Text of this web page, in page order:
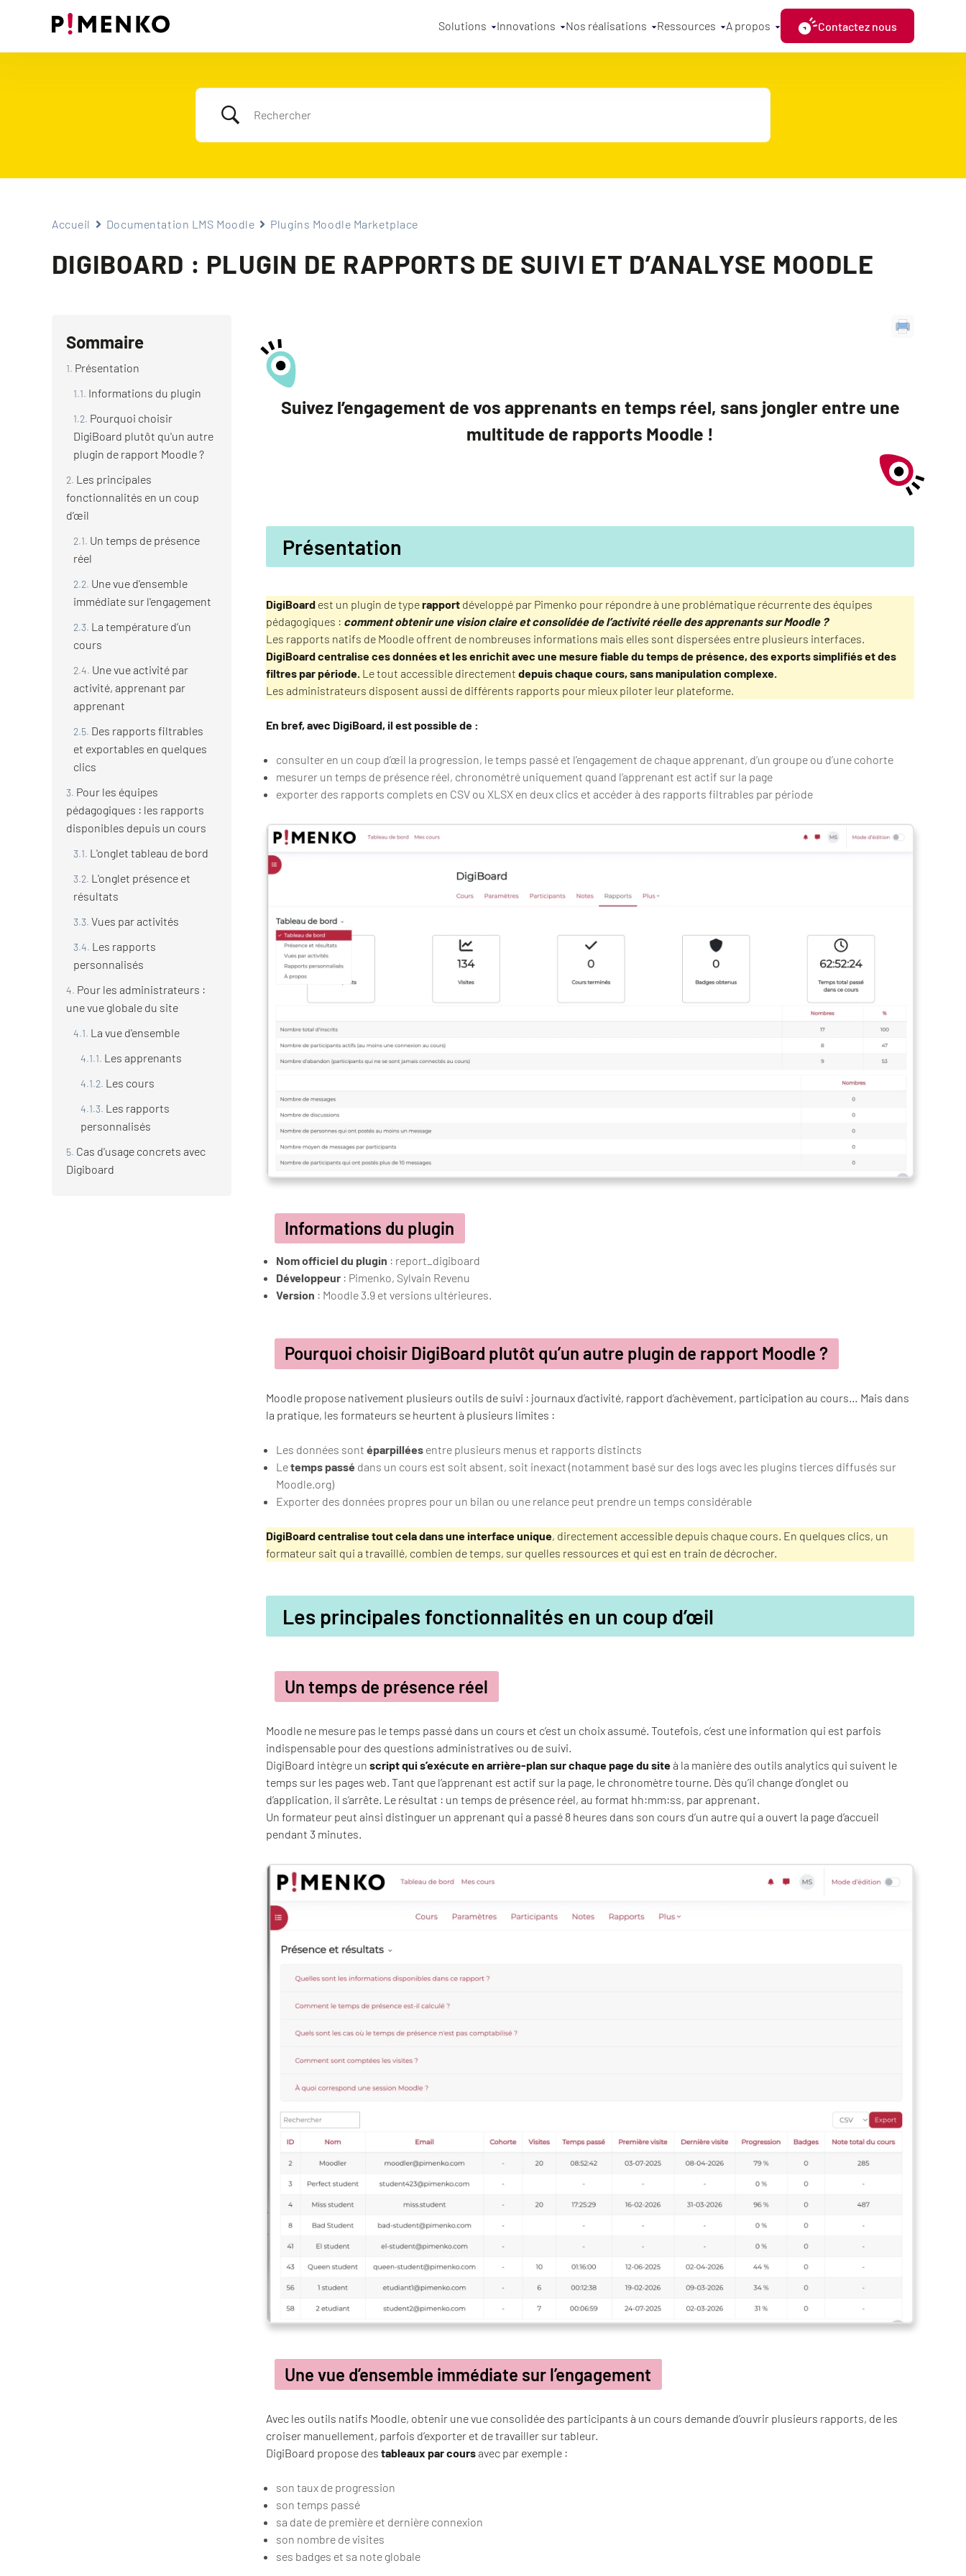
Solutions Innovations Nos réalisations Ressources A propos Contactez nous
Accueil Documentation LMS Moodle Plugins Moodle Marketplace
DIGIBOARD : PLUGIN DE RAPPORTS DE SUIVI ET D’ANALYSE MOODLE
Sommaire
Présentation
Informations du plugin
Pourquoi choisir
DigiBoard plutôt qu'un autre
plugin de rapport Moodle ?
Les principales
fonctionnalités en un coup
d’œil
Un temps de présence
réel
Une vue d'ensemble
immédiate sur l'engagement
La température d’un
cours
Une vue activité par
activité, apprenant par
apprenant
Des rapports filtrables
et exportables en quelques
clics
Pour les équipes
pédagogiques : les rapports
disponibles depuis un cours
L'onglet tableau de bord
L'onglet présence et
résultats
Vues par activités
Les rapports
personnalisés
Pour les administrateurs :
une vue globale du site
La vue d'ensemble
Les apprenants
Les cours
Les rapports
personnalisés
Cas d'usage concrets avec
Digiboard
Suivez l’engagement de vos apprenants en temps réel, sans jongler entre une
multitude de rapports Moodle !
Présentation
DigiBoard est un plugin de typerapport développé par Pimenko pour répondre à une problématique récurrente des équipes
pédagogiques : comment obtenir une vision claire et consolidée de l’activité réelle des apprenants sur Moodle ?
Les rapports natifs de Moodle offrent de nombreuses informations mais elles sont dispersées entre plusieurs interfaces.
DigiBoard centralise ces données et les enrichit avec une mesure fiable du temps de présence, des exports simplifiés et des
filtres par période. Le tout accessible directement depuis chaque cours, sans manipulation complexe.
Les administrateurs disposent aussi de différents rapports pour mieux piloter leur plateforme.
En bref, avec DigiBoard, il est possible de :
consulter en un coup d’œil la progression, le temps passé et l’engagement de chaque apprenant, d’un groupe ou d’une cohorte
mesurer un temps de présence réel, chronométré uniquement quand l’apprenant est actif sur la page
exporter des rapports complets en CSV ou XLSX en deux clics et accéder à des rapports filtrables par période
Informations du plugin
Nom officiel du plugin : report_digiboard
Développeur : Pimenko, Sylvain Revenu
Version : Moodle 3.9 et versions ultérieures.
Pourquoi choisir DigiBoard plutôt qu’un autre plugin de rapport Moodle ?
Moodle propose nativement plusieurs outils de suivi : journaux d’activité, rapport d’achèvement, participation au cours… Mais dans
la pratique, les formateurs se heurtent à plusieurs limites :
Les données sont éparpillées entre plusieurs menus et rapports distincts
Letemps passé dans un cours est soit absent, soit inexact (notamment basé sur des logs avec les plugins tierces diffusés sur
Moodle.org)
Exporter des données propres pour un bilan ou une relance peut prendre un temps considérable
DigiBoard centralise tout cela dans une interface unique, directement accessible depuis chaque cours. En quelques clics, un
formateur sait qui a travaillé, combien de temps, sur quelles ressources et qui est en train de décrocher.
Les principales fonctionnalités en un coup d’œil
Un temps de présence réel
Moodle ne mesure pas le temps passé dans un cours et c’est un choix assumé. Toutefois, c’est une information qui est parfois
indispensable pour des questions administratives ou de suivi.
DigiBoard intègre un script qui s’exécute en arrière-plan sur chaque page du siteà la manière des outils analytics qui suivent le
temps sur les pages web. Tant que l’apprenant est actif sur la page, le chronomètre tourne. Dès qu’il change d’onglet ou
d’application, il s’arrête. Le résultat : un temps de présence réel, au format hh:mm:ss, par apprenant.
Un formateur peut ainsi distinguer un apprenant qui a passé 8 heures dans son cours d’un autre qui a ouvert la page d’accueil
pendant 3 minutes.
Une vue d’ensemble immédiate sur l’engagement
Avec les outils natifs Moodle, obtenir une vue consolidée des participants à un cours demande d’ouvrir plusieurs rapports, de les
croiser manuellement, parfois d’exporter et de travailler sur tableur.
DigiBoard propose des tableaux par coursavec par exemple :
son taux de progression
son temps passé
sa date de première et dernière connexion
son nombre de visites
ses badges et sa note globale